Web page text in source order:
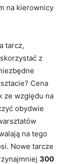
na kierownicy
tarcz,
z
Cena
ze względu na
obydwie
na tego
Nowe tarcze
300